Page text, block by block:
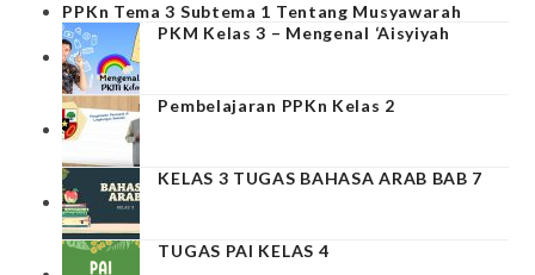
PPKn Tema 3 Subtema 1 Tentang Musyawarah
PKM Kelas 3 – Mengenal ‘Aisyiyah
Pembelajaran PPKn Kelas 2
KELAS 3 TUGAS BAHASA ARAB BAB 7
TUGAS PAI KELAS 4